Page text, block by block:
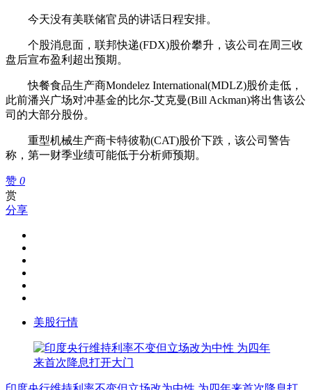
今天没有美联储官员的讲话日程安排。
个股消息面，联邦快递(FDX)股价攀升，该公司在周三收
盘后宣布盈利超出预期。
快餐食品生产商Mondelez International(MDLZ)股价走低，
此前潘兴广场对冲基金的比尔-艾克曼(Bill Ackman)将出售该公
司的大部分股份。
重型机械生产商卡特彼勒(CAT)股价下跌，该公司警告
称，第一财季业绩可能低于分析师预期。
赞 0
赏
分享
美股行情